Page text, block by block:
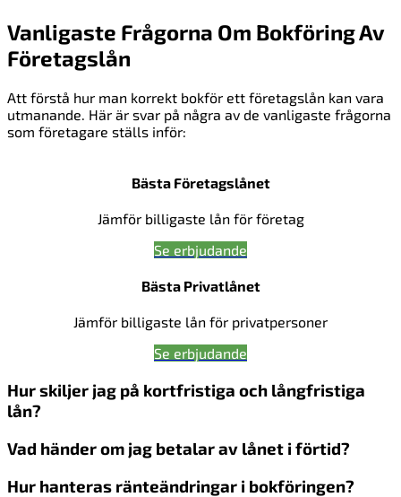
Vanligaste Frågorna Om Bokföring Av
Företagslån
Att förstå hur man korrekt bokför ett företagslån kan vara
utmanande. Här är svar på några av de vanligaste frågorna
som företagare ställs inför:
Bästa Företagslånet
Jämför billigaste lån för företag
Se erbjudande
Bästa Privatlånet
Jämför billigaste lån för privatpersoner
Se erbjudande
Hur skiljer jag på kortfristiga och långfristiga
lån?
Vad händer om jag betalar av lånet i förtid?
Hur hanteras ränteändringar i bokföringen?